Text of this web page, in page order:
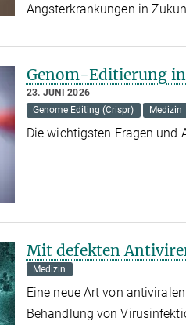
Angsterkrankungen in
Genom-Editierung
23. JUNI 2026
Genome Editing (Crispr)
Medizin
Die wichtigsten Fragen und
Mit defekten
Medizin
Eine neue Art von
Behandlung von